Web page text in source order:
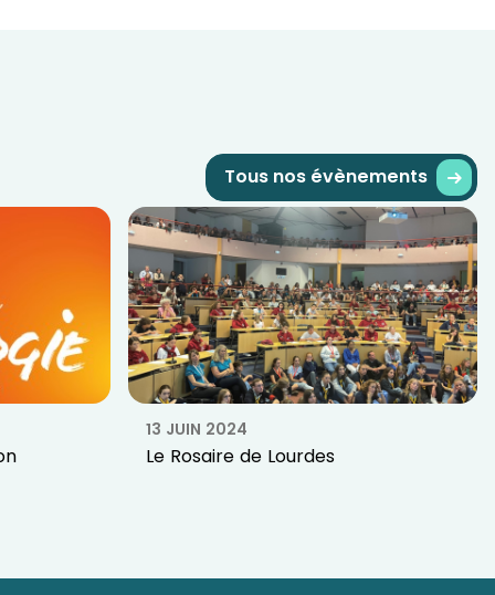
13 JUIN 2024
Le Rosaire de Lourdes
Tous nos évènements